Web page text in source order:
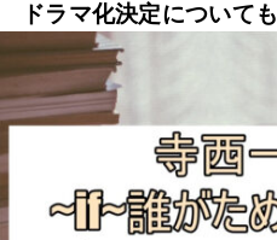
ドラマ化決定についても